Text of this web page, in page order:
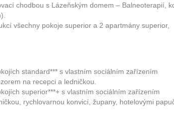
chodbou s Lázeňským domem – Balneoterapií,
všechny pokoje superior a 2 apartmány superior,
standard*** s vlastním sociálním zařízením
na recepci a ledničkou.
superior***+ s vlastním sociálním zařízením
rychlovarnou konvicí, župany, hotelovými